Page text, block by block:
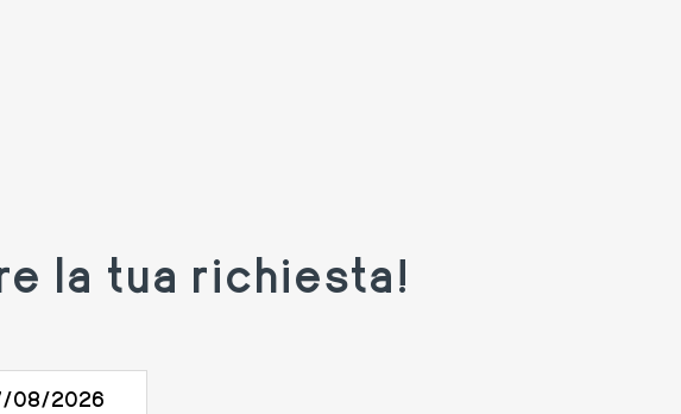
la tua richiesta!